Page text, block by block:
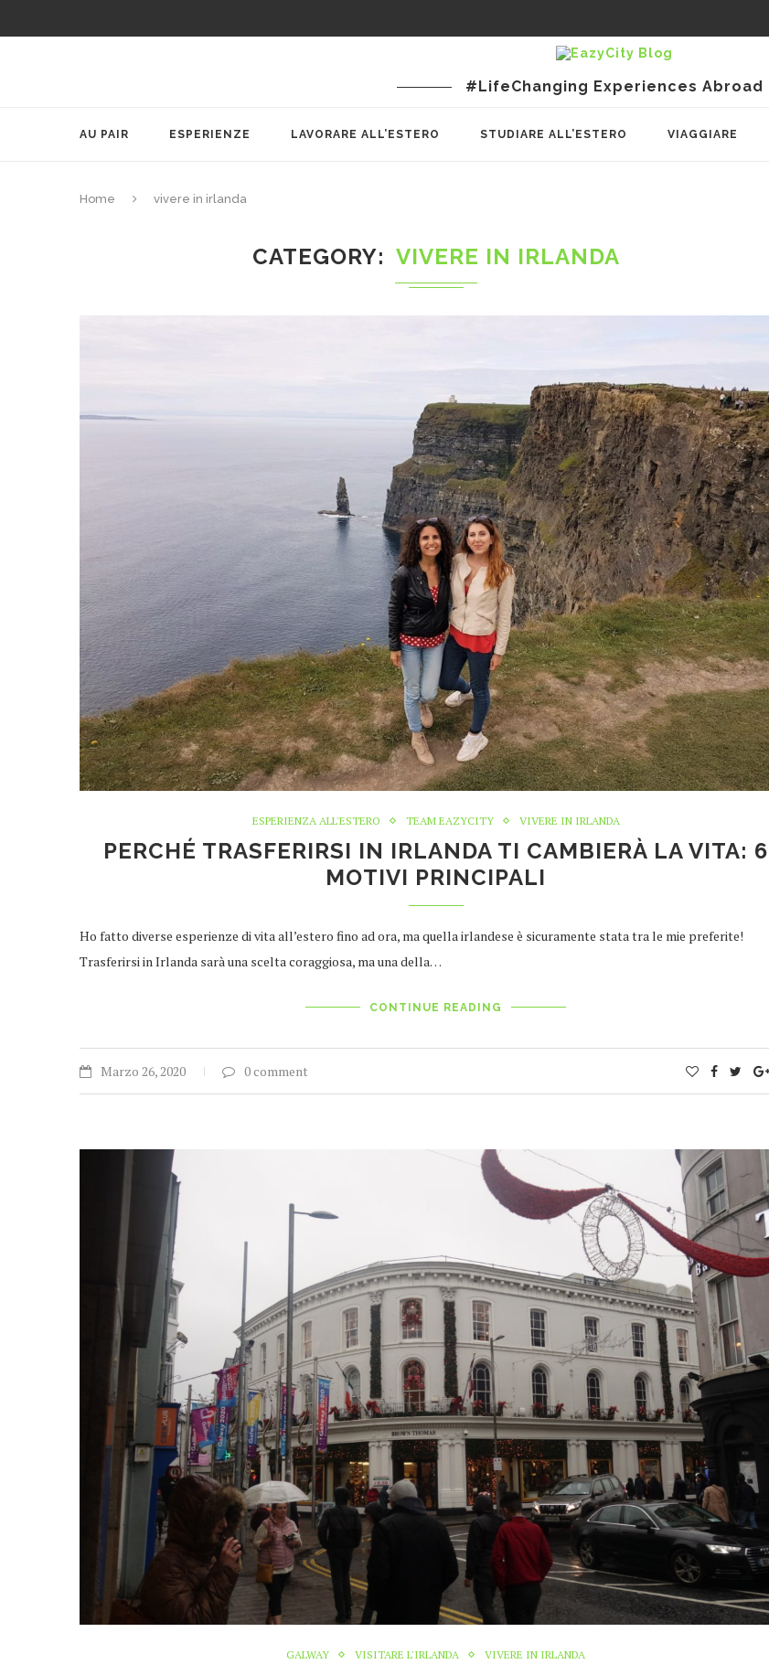
#LifeChanging Experiences Abroad
AU PAIR ESPERIENZE LAVORARE ALL’ESTERO STUDIARE ALL’ESTERO VIAGGIARE
Home vivere in irlanda
CATEGORY VIVERE IN IRLANDA
ESPERIENZA ALL'ESTERO TEAM EAZYCITY VIVERE IN IRLANDA
PERCHÉ TRASFERIRSI IN IRLANDA TI CAMBIERÀ LA VITA: 6
MOTIVI PRINCIPALI
Ho fatto diverse esperienze di vita all’estero fino ad ora, ma quella irlandese è sicuramente stata tra le mie preferite!
Trasferirsi in Irlanda sarà una scelta coraggiosa, ma una della…
CONTINUE READING
Marzo 26, 2020 0 comment
GALWAY VISITARE L'IRLANDA VIVERE IN IRLANDA